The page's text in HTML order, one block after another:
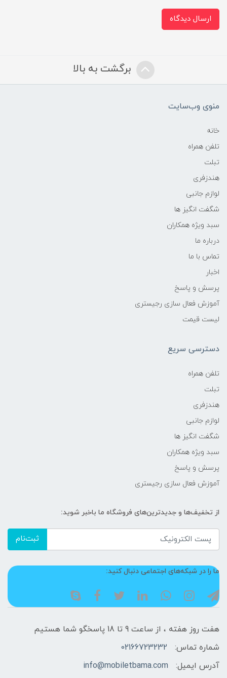
ارسال دیدگاه
برگشت به بالا
منوی وب‌سایت
خانه
تلفن همراه
تبلت
هندزفری
لوازم جانبی
شگفت انگیز ها
سبد ویژه همکاران
درباره ما
تماس با ما
اخبار
پرسش و پاسخ
آموزش فعال سازی رجیستری
لیست قیمت
دسترسی سریع
تلفن همراه
تبلت
هندزفری
لوازم جانبی
شگفت انگیز ها
سبد ویژه همکاران
پرسش و پاسخ
آموزش فعال سازی رجیستری
از تخفیف‌ها و جدیدترین‌های فروشگاه ما باخبر شوید:
ثبت‌نام
ما را در شبکه‌های اجتماعی دنبال کنید:
هفت روز هفته ، از ساعت 9 تا 18 پاسخگو شما هستیم
شماره تماس:
02166723232
آدرس ایمیل:
info@mobiletbama.com